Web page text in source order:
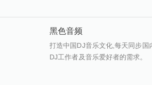
黑色音频
打造中国DJ音乐文化,每天同步
DJ工作者及音乐爱好者的需求。